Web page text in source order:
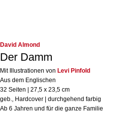
David Almond
Der Damm
Mit Illustrationen von Levi Pinfold
Aus dem Englischen
32 Seiten | 27,5 x 23,5 cm
geb., Hardcover | durchgehend farbig
Ab 6 Jahren und für die ganze Familie